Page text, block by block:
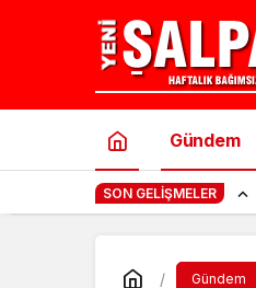
Gündem
SON GELIŞMELER
Gündem